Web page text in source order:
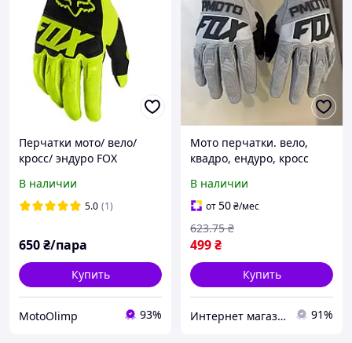
Перчатки мото/ вело/
кросс/ эндуро FOX
Салатовые (ярко зеленые)
р.М
В наличии
5.0 (1)
650₴/пара
Купить
MotoOlimp 93%
Мото перчатки. вело,
квадро, ендуро, кросс
В наличии
от50₴/мес
499₴
623.75 ₴
Купить
Интернет магазин Prestige Life 91%